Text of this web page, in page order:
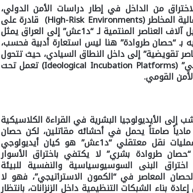
من الداخل في إطار دراسات الأمن الدولي،
تُصنف مراكز الاحتجاز الكبرى كبيئات عالية المخاطر (High-Risk Environments) قادرة على
إنتاج فواعل راديكالية جديدة. إن تحويل آلاف العناصر المنتمية لـ “د1عش” إلى العراق يمثل
بـ “حصان طروادة” هنا ليس استعارة أدبية فحسب،
تقويضية” إلى داخل النطاق السيادي، حيث تتحول
السجون إلى “منصات إنضاج أيديولوجي” (Ideological Incubation Platforms) تعمل تحت
القومي.
الأيديولوجيا البشرية في القراءة الكلاسيكية
صامتاً يحمل في أحشائه مقاتلين، لكن حصان
طروادة المعاصر الذي يتمثل في عمليات نقل معتقلي “د1عش” هو كيان أيديولوجي
“حصان طروادة بشري” لا يكتفي باختراق الأسوار
البنى السوسيوسياسية والنفسية للبيئة
المعاصر في “الكمون الاستراتيجي”، فهو لا
بناء الشبكات التنظيمية داخل الزنزانات، بانتظار